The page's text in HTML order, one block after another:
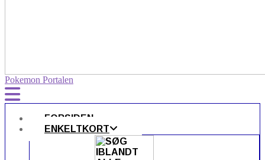
Pokemon Portalen
FORSIDEN
ENKELTKORT